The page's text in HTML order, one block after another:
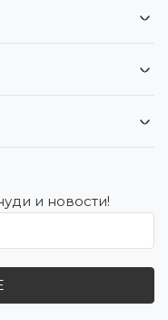
и новости!